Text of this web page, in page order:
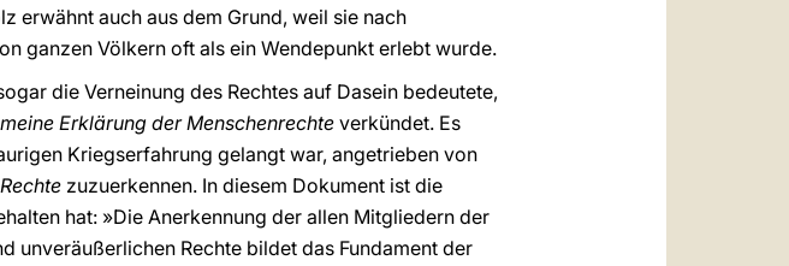
erwähnt auch aus dem Grund, weil sie nach
ganzen Völkern oft als ein Wendepunkt erlebt wurde.
die Verneinung des Rechtes auf Dasein bedeutete,
Erklärung der Menschenrechteverkündet. Es
Kriegserfahrung gelangt war, angetrieben von
zuzuerkennen. In diesem Dokument ist die
hat: »Die Anerkennung der allen Mitgliedern der
unveräußerlichen Rechte bildet das Fundament der